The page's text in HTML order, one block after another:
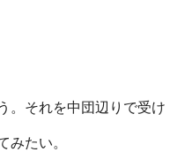
。それを中団辺りで受け
みたい。